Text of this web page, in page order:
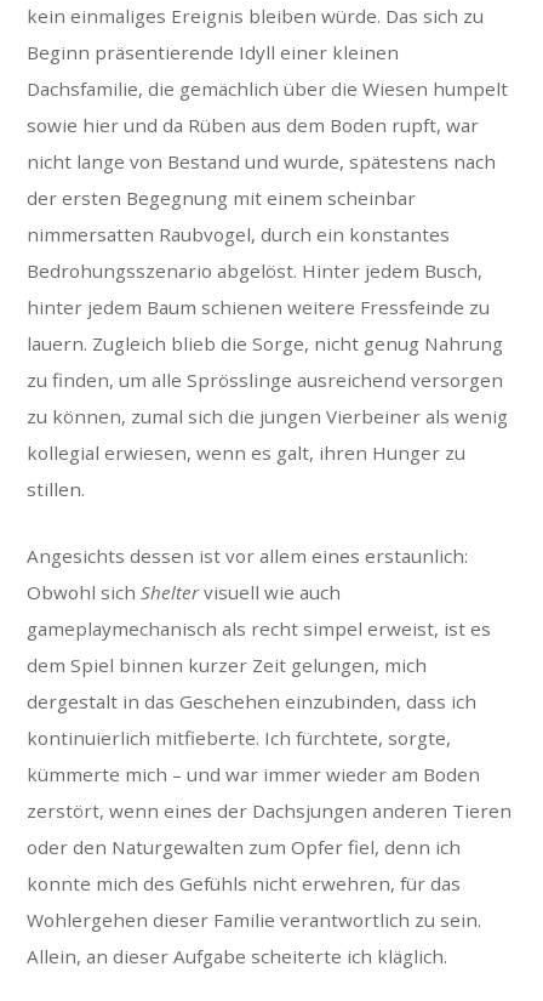
kein einmaliges Ereignis bleiben würde. Das sich zu
Beginn präsentierende Idyll einer kleinen
Dachsfamilie, die gemächlich über die Wiesen humpelt
sowie hier und da Rüben aus dem Boden rupft, war
nicht lange von Bestand und wurde, spätestens nach
der ersten Begegnung mit einem scheinbar
nimmersatten Raubvogel, durch ein konstantes
Bedrohungsszenario abgelöst. Hinter jedem Busch,
hinter jedem Baum schienen weitere Fressfeinde zu
lauern. Zugleich blieb die Sorge, nicht genug Nahrung
zu finden, um alle Sprösslinge ausreichend versorgen
zu können, zumal sich die jungen Vierbeiner als wenig
kollegial erwiesen, wenn es galt, ihren Hunger zu
stillen.
Angesichts dessen ist vor allem eines erstaunlich:
Obwohl sichSheltervisuell wie auch
gameplaymechanisch als recht simpel erweist, ist es
dem Spiel binnen kurzer Zeit gelungen, mich
dergestalt in das Geschehen einzubinden, dass ich
kontinuierlich mitfieberte. Ich fürchtete, sorgte,
kümmerte mich – und war immer wieder am Boden
zerstört, wenn eines der Dachsjungen anderen Tieren
oder den Naturgewalten zum Opfer fiel, denn ich
konnte mich des Gefühls nicht erwehren, für das
Wohlergehen dieser Familie verantwortlich zu sein.
Allein, an dieser Aufgabe scheiterte ich kläglich.